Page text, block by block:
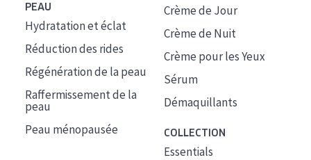
PEAU
Hydratation et éclat
Réduction des rides
Régénération de la peau
Raffermissement de la
peau
Peau ménopausée
Crème de Jour
Crème de Nuit
Crème pour les Yeux
Sérum
Démaquillants
COLLECTION
Essentials